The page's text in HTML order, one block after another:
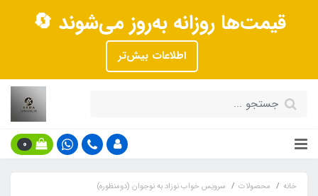
قیمت‌ها روزانه به‌روز می‌شوند 🔄
اطلاعات بیش‌تر
0
خانه محصولات
سرویس خواب نوزاد به نوجوان (دومنظوره)